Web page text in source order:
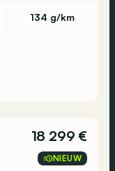
134 g/km
18 299 €
NIEUW